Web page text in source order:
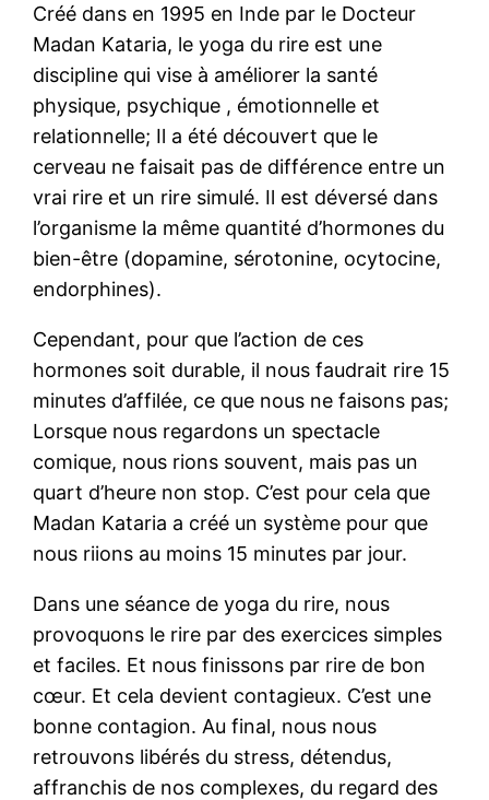
Créé dans en 1995 en Inde par le Docteur
Madan Kataria, le yoga du rire est une
discipline qui vise à améliorer la santé
physique, psychique , émotionnelle et
relationnelle; Il a été découvert que le
cerveau ne faisait pas de différence entre un
vrai rire et un rire simulé. Il est déversé dans
l’organisme la même quantité d’hormones du
bien-être (dopamine, sérotonine, ocytocine,
endorphines).
Cependant, pour que l’action de ces
hormones soit durable, il nous faudrait rire 15
minutes d’affilée, ce que nous ne faisons pas;
Lorsque nous regardons un spectacle
comique, nous rions souvent, mais pas un
quart d’heure non stop. C’est pour cela que
Madan Kataria a créé un système pour que
nous riions au moins 15 minutes par jour.
Dans une séance de yoga du rire, nous
provoquons le rire par des exercices simples
et faciles. Et nous finissons par rire de bon
cœur. Et cela devient contagieux. C’est une
bonne contagion. Au final, nous nous
retrouvons libérés du stress, détendus,
affranchis de nos complexes, du regard des